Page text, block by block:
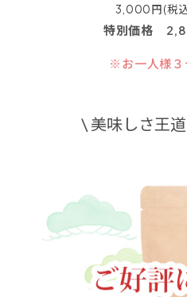
3,000円(税
特別価格
※お一人様３
\ 美味しさ王